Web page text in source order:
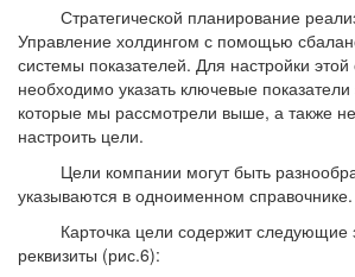
Стратегической планирование
Управление холдингом с помощью
системы показателей. Для настройки
необходимо указать ключевые
которые мы рассмотрели выше, а также
настроить цели.
Цели компании могут быть
указываются в одноименном справочнике.
Карточка цели содержит следующие
реквизиты (рис.6):